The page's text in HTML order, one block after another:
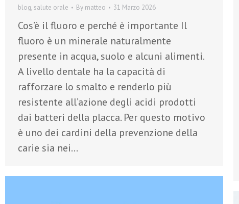
blog, salute orale By matteo 31 Marzo 2026
Cos’è il fluoro e perché è importante Il
fluoro è un minerale naturalmente
presente in acqua, suolo e alcuni alimenti.
A livello dentale ha la capacità di
rafforzare lo smalto e renderlo più
resistente all’azione degli acidi prodotti
dai batteri della placca. Per questo motivo
è uno dei cardini della prevenzione della
carie sia nei…